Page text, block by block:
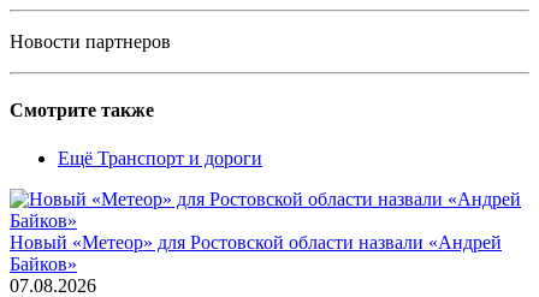
Новости партнеров
Смотрите также
Ещё Транспорт и дороги
Новый «Метеор» для Ростовской области назвали «Андрей
Байков»
07.08.2026